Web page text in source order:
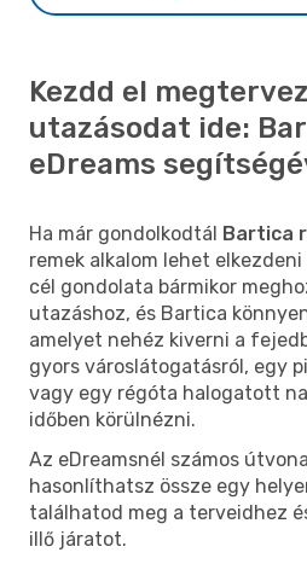
Kezdd el
utazásodat ide:
eDreams
Ha már gondolkodtál Bartica
remek alkalom lehet
cél gondolata bármikor
utazáshoz, és Bartica
amelyet nehéz kiverni a
gyors városlátogatásról, egy
vagy egy régóta halogatott
időben körülnézni.
Az eDreamsnél számos
hasonlíthatsz össze egy
találhatod meg a terveidhez
illő járatot.